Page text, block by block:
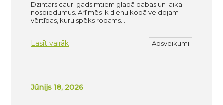
Dzintars cauri gadsimtiem glabā dabas un laika
nospiedumus. Arī mēs ik dienu kopā veidojam
vērtības, kuru spēks rodams…
Lasīt vairāk Apsveikumi
Jūnijs 18, 2026